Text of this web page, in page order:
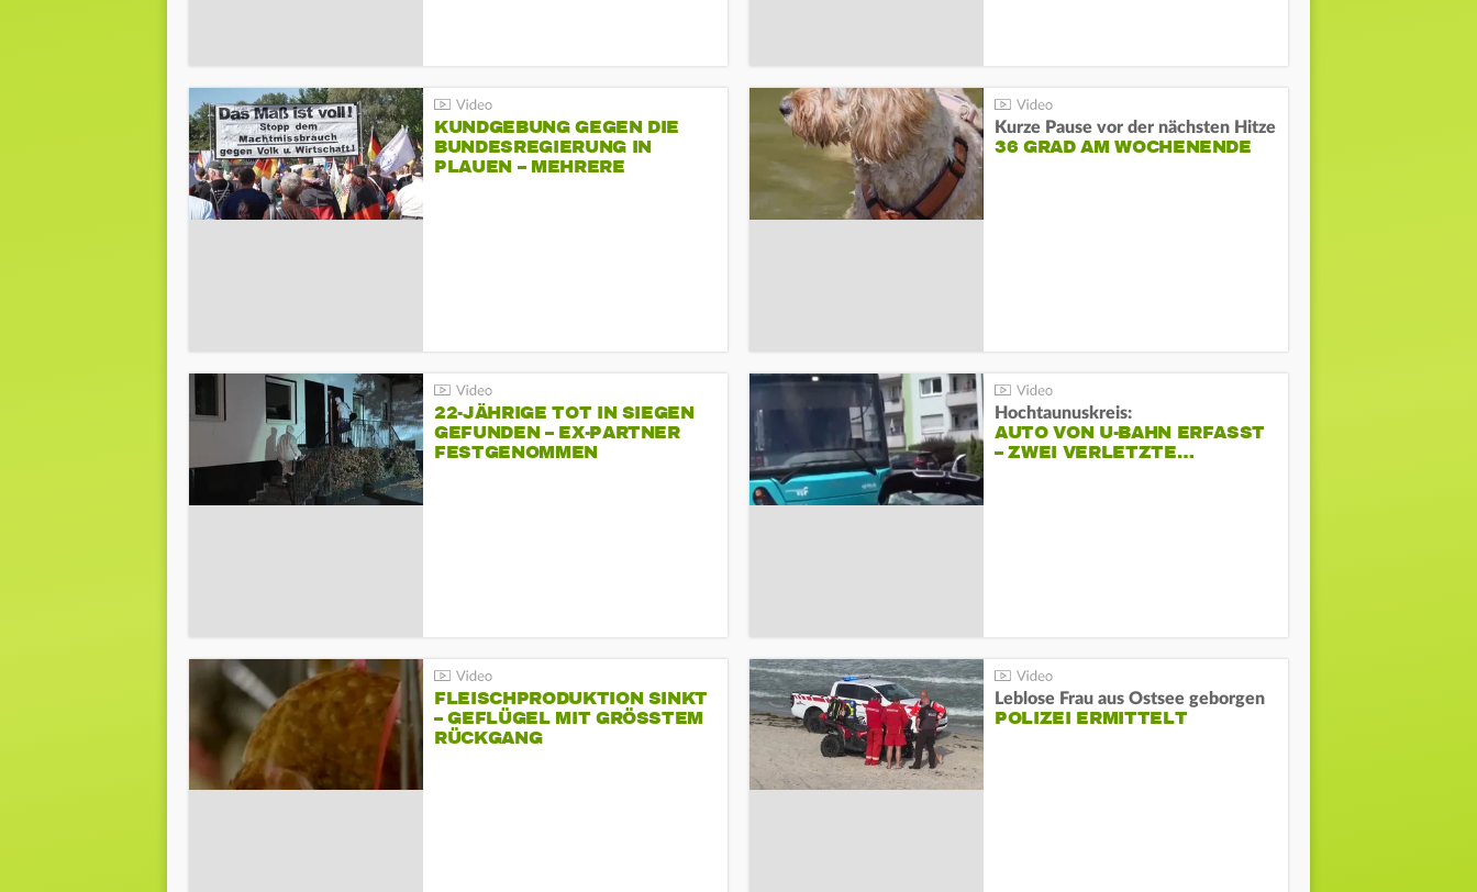
KUNDGEBUNG GEGEN DIE
BUNDESREGIERUNG IN
PLAUEN – MEHRERE
Kurze Pause vor der nächsten Hitze
36 GRAD AM WOCHENENDE
22-JÄHRIGE TOT IN SIEGEN
GEFUNDEN – EX-PARTNER
FESTGENOMMEN
Hochtaunuskreis:
AUTO VON U-BAHN ERFASST
– ZWEI VERLETZTE…
FLEISCHPRODUKTION SINKT
– GEFLÜGEL MIT GRÖSSTEM R
ÜCKGANG
Leblose Frau aus Ostsee geborgen
POLIZEI ERMITTELT